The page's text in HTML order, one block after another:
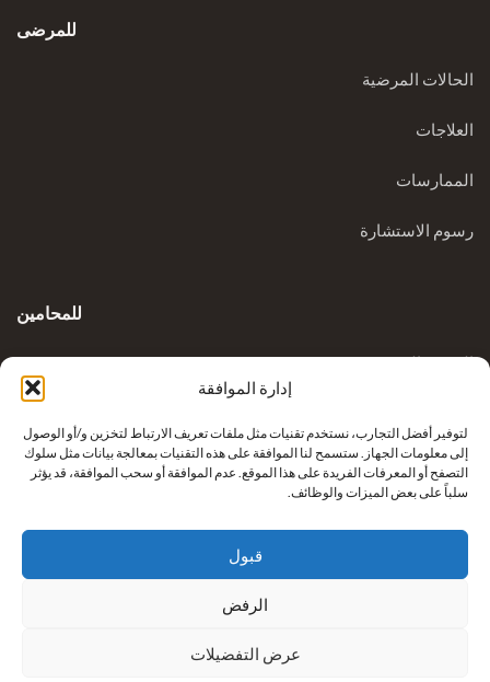
إدارة الموافقة
لتوفير أفضل التجارب، نستخدم تقنيات مثل ملفات تعريف الارتباط لتخزين و/أو الوصول
إلى معلومات الجهاز. ستسمح لنا الموافقة على هذه التقنيات بمعالجة بيانات مثل سلوك
التصفح أو المعرفات الفريدة على هذا الموقع. عدم الموافقة أو سحب الموافقة، قد يؤثر
سلباً على بعض الميزات والوظائف.
قبول
الرفض
عرض التفضيلات
للمرضى
الحالات المرضية
العلاجات
الممارسات
رسوم الاستشارة
للمحامين
المدونة السريرية
إعادة بناء أطراف كريكوفيتش من شركة
. جميع الحقوق محفوظة.